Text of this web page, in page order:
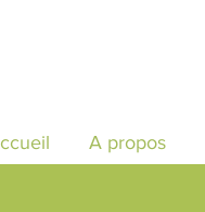
A propos